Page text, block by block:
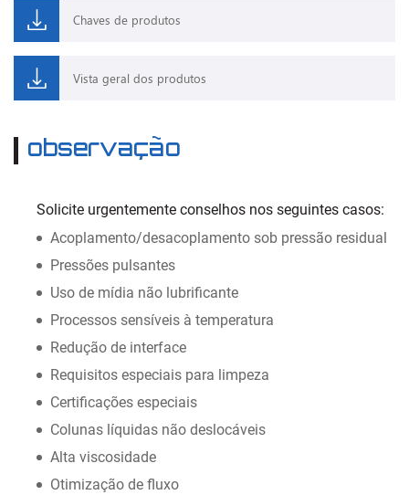
Chaves de produtos
Vista geral dos produtos
observação
Solicite urgentemente conselhos nos seguintes casos:
Acoplamento/desacoplamento sob pressão residual
Pressões pulsantes
Uso de mídia não lubrificante
Processos sensíveis à temperatura
Redução de interface
Requisitos especiais para limpeza
Certificações especiais
Colunas líquidas não deslocáveis
Alta viscosidade
Otimização de fluxo